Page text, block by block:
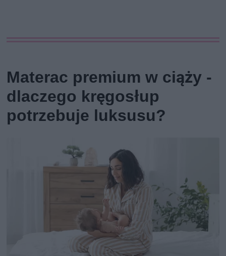
Materac premium w ciąży -
dlaczego kręgosłup
potrzebuje luksusu?